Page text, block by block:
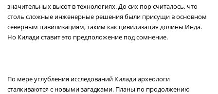
значительных высот в технологиях. До сих пор считалось, что
столь сложные инженерные решения были присущи в основном
северным цивилизациям, таким как цивилизация долины Инда.
Но Килади ставит это предположение под сомнение.
По мере углубления исследований Килади археологи
сталкиваются с новыми загадками. Планы по продолжению